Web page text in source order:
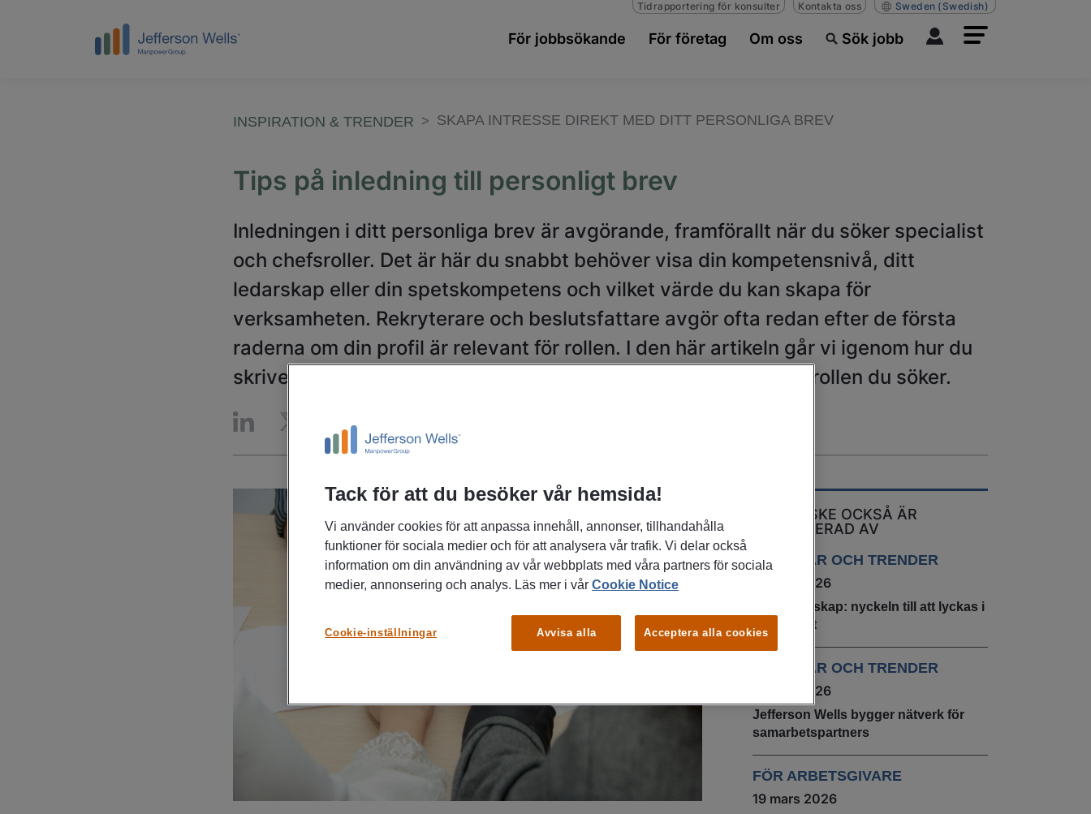
För jobbsökande För företag Om oss Sök jobb
Tidrapportering för konsulter Kontakta oss Sweden (Swedish)
INSPIRATION & TRENDER SKAPA INTRESSE DIREKT MED DITT PERSONLIGA BREV
Tips på inledning till personligt brev
Inledningen i ditt personliga brev är avgörande, framförallt när du söker specialist
och chefsroller. Det är här du snabbt behöver visa din kompetensnivå, ditt
ledarskap eller din spetskompetens och vilket värde du kan skapa för
verksamheten. Rekryterare och beslutsfattare avgör ofta redan efter de första
raderna om din profil är relevant för rollen. I den här artikeln går vi igenom hur du
skriver en inledning som är tydlig, strategisk och anpassad för rollen du söker.
DU KANSKE OCKSÅ ÄR
INTRESSERAD AV
ARTIKLAR OCH TRENDER
22 juni 2026
Självledarskap: nyckeln till att lyckas i
arbetslivet
ARTIKLAR OCH TRENDER
20 maj 2026
Jefferson Wells bygger nätverk för
samarbetspartners
FÖR ARBETSGIVARE
19 mars 2026
Tack för att du besöker vår hemsida!
Vi använder cookies för att anpassa innehåll, annonser, tillhandahålla
funktioner för sociala medier och för att analysera vår trafik. Vi delar också
information om din användning av vår webbplats med våra partners för sociala
medier, annonsering och analys. Läs mer i vårCookie Notice
Avvisa alla Acceptera alla cookies
Cookie-inställningar